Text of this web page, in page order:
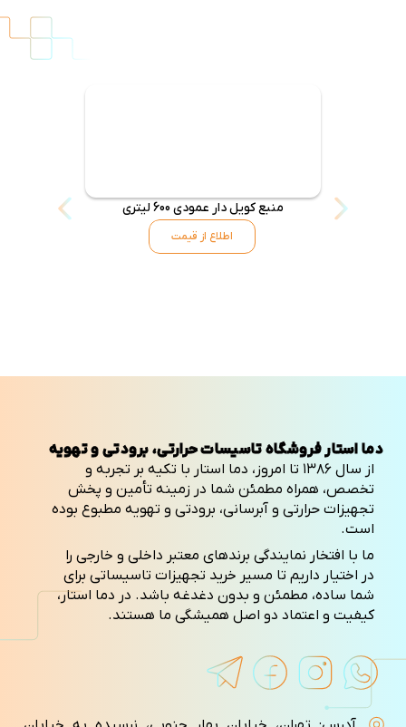
منبع کویل دار عمودی 600 لیتری
اطلاع از قیمت
دما استار فروشگاه تاسیسات حرارتی، برودتی و تهویه
از سال ۱۳۸۶ تا امروز، دما استار با تکیه بر تجربه و
تخصص، همراه مطمئن شما در زمینه تأمین و پخش
تجهیزات حرارتی و آبرسانی، برودتی و تهویه مطبوع بوده
است.
ما با افتخار نمایندگی برندهای معتبر داخلی و خارجی را
در اختیار داریم تا مسیر خرید تجهیزات تاسیساتی برای
شما ساده، مطمئن و بدون دغدغه باشد. در دما استار،
کیفیت و اعتماد دو اصل همیشگی ما هستند.